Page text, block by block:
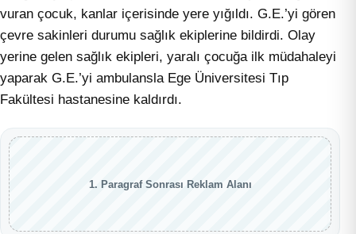
vuran çocuk, kanlar içerisinde yere yığıldı. G.E.’yi gören
çevre sakinleri durumu sağlık ekiplerine bildirdi. Olay
yerine gelen sağlık ekipleri, yaralı çocuğa ilk müdahaleyi
yaparak G.E.’yi ambulansla Ege Üniversitesi Tıp
Fakültesi hastanesine kaldırdı.
1. Paragraf Sonrası Reklam Alanı